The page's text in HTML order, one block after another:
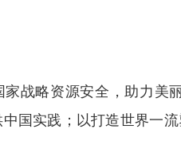
略资源安全，助力美
国实践；以打造世界一